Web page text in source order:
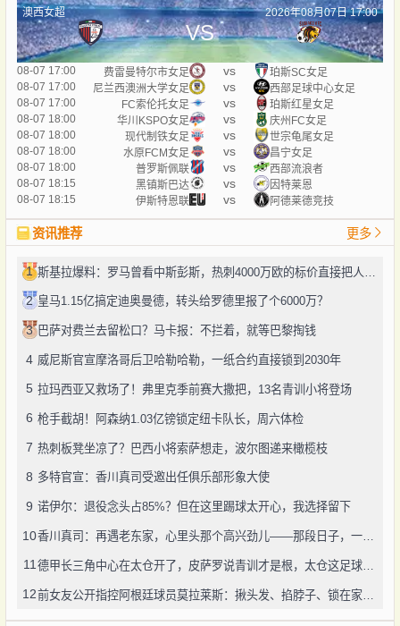
澳西女超 2026年08月07日 17:00
VS
08-07 17:00 费雷曼特尔市女足 vs
珀斯SC女足
08-07 17:00
尼兰西澳洲大学女足 vs
西部足球中心女足
08-07 17:00
FC索伦托女足 vs
珀斯红星女足
08-07 18:00
华川KSPO女足 vs
庆州FC女足
08-07 18:00
现代制铁女足 vs
世宗龟尾女足
08-07 18:00
水原FCM女足 vs
昌宁女足
08-07 18:00
普罗斯佩联 vs
西部流浪者
08-07 18:15
黑镇斯巴达 vs
因特莱恩
08-07 18:15
伊斯特恩联 vs 阿德莱德竞技
资讯推荐 更多
1
2 皇马1.15亿搞定迪奥曼德，转头给罗德里报了个6000万？
3 巴萨对费兰去留松口？马卡报：不拦着，就等巴黎掏钱
4 威尼斯官宣摩洛哥后卫哈勒哈勒，一纸合约直接锁到2030年
5 拉玛西亚又救场了！弗里克季前赛大撒把，13名青训小将登场
6 枪手截胡！阿森纳1.03亿镑锁定纽卡队长，周六体检
7 热刺板凳坐凉了？巴西小将索萨想走，波尔图递来橄榄枝
8 多特官宣：香川真司受邀出任俱乐部形象大使
9 诺伊尔：退役念头占85%？但在这里踢球太开心，我选择留下
10 香川真司：再遇老东家，心里头那个高兴劲儿——那段日子，一辈子忘不了
11 德甲长三角中心在太仓开了，皮萨罗说青训才是根，太仓这足球味儿还真不赖
12